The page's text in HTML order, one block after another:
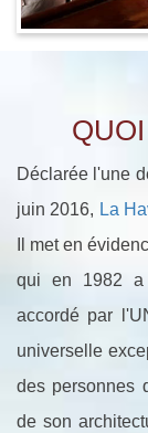
Déclarée l'une
juin 2016, La
Il met en
qui en 1982 a
accordé par
universelle
des personnes
de son